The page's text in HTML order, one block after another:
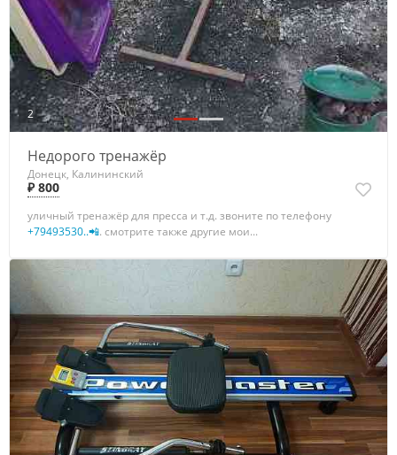
2
Недорого тренажёр
Донецк, Калининский
₽ 800
уличный тренажёр для пресса и т.д. звоните по телефону
+79493530..📲. смотрите также другие мои...